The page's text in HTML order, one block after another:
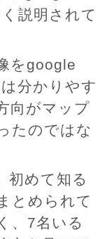
説明されて
をgoogle
分かりやす
向がマップ
たのではな
初めて知る
とめられて
、7名いる